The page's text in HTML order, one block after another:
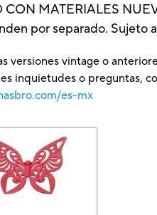
CON MATERIALES
por separado. Sujeto
versiones vintage o
inquietudes o preguntas,
es-mx